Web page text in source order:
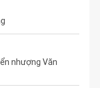
nhượng Văn